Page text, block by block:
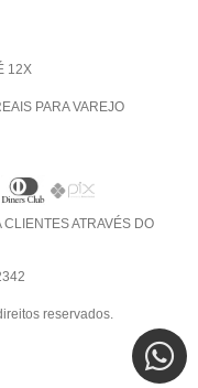
12X
PARA VAREJO
ATRAVÉS DO
reservados.